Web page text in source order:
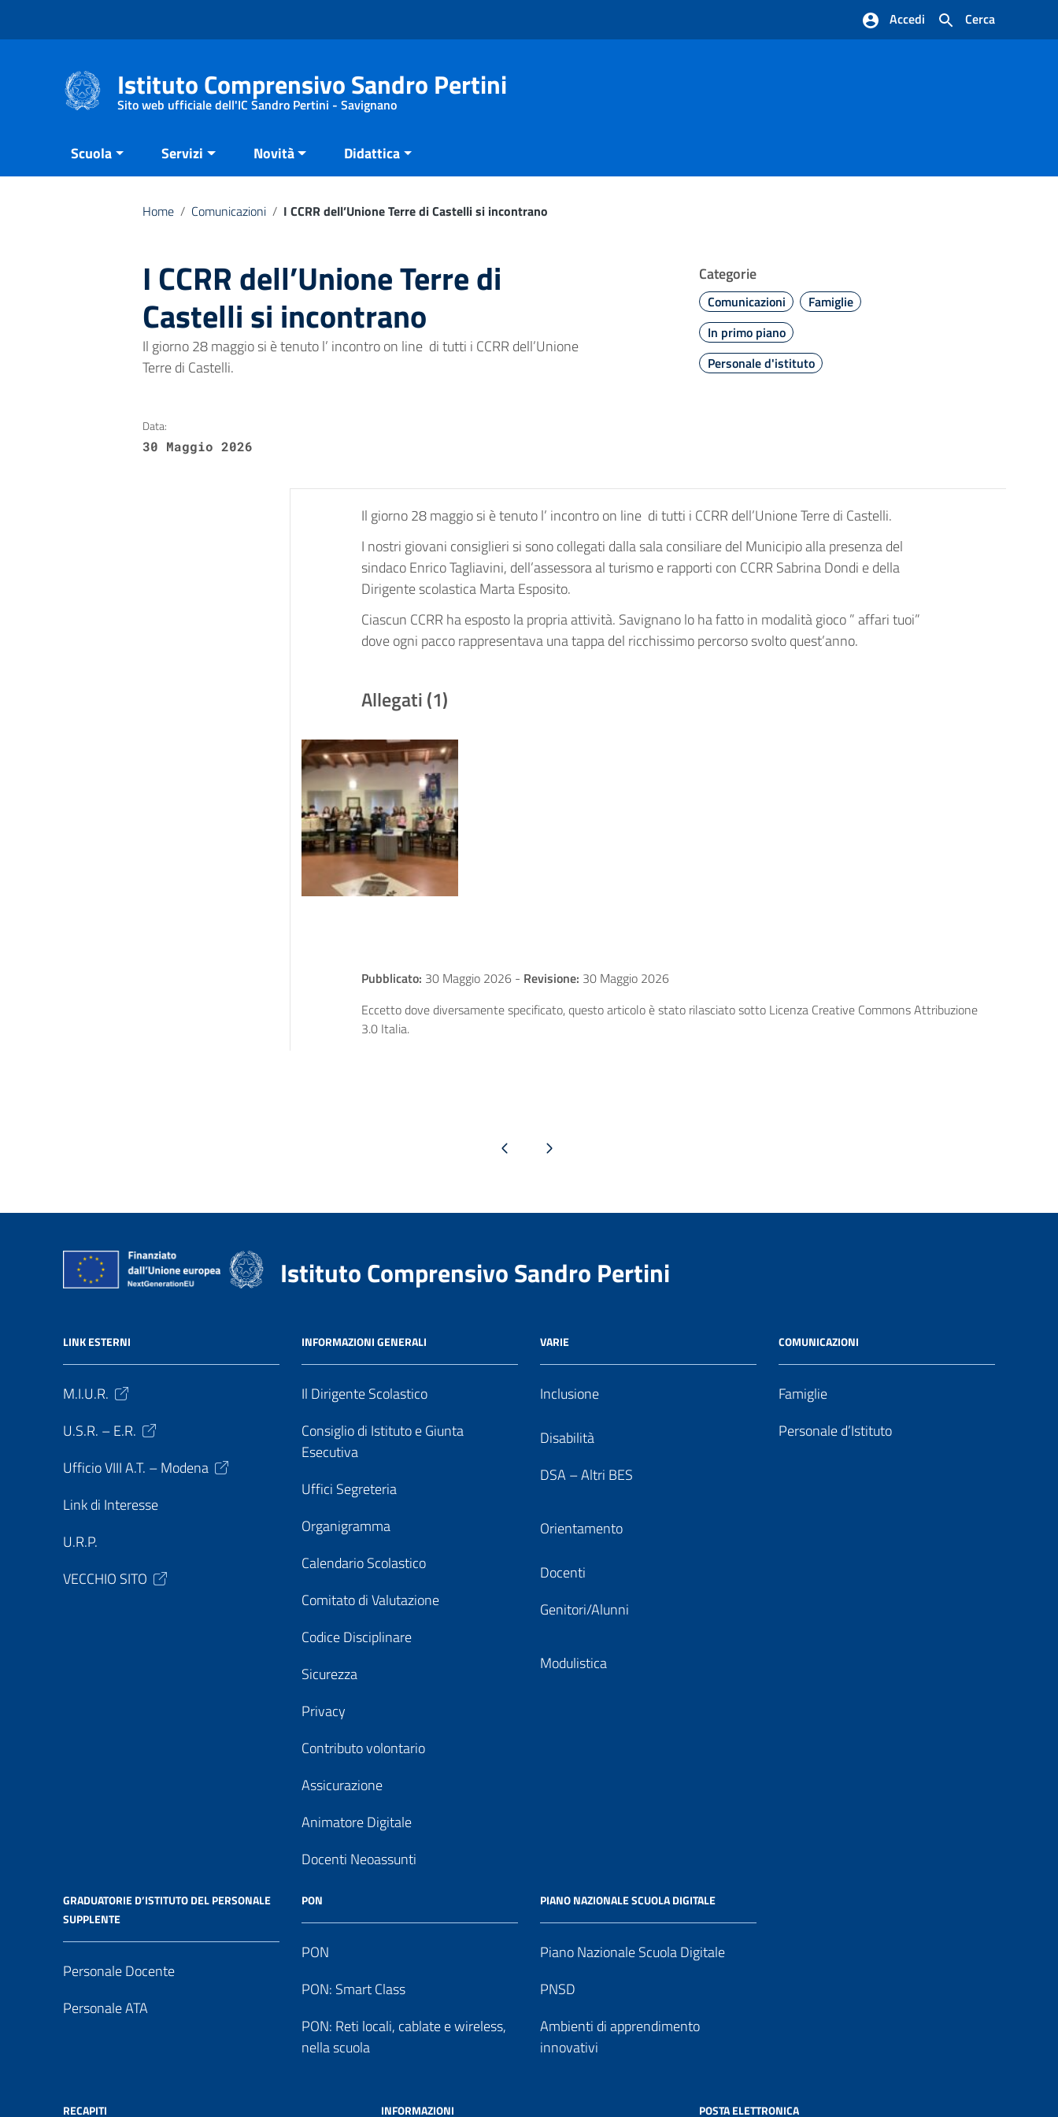
Cerca
Accedi
Istituto Comprensivo Sandro Pertini
Sito web ufficiale dell'IC Sandro Pertini - Savignano
Scuola Servizi Novità Didattica
Home / Comunicazioni / I CCRR dell’Unione Terre di Castelli si incontrano
I CCRR dell’Unione Terre di
Castelli si incontrano
Il giorno 28 maggio si è tenuto l’ incontro on line di tutti i CCRR dell’Unione
Terre di Castelli.
Categorie
Comunicazioni
Famiglie
In primo piano
Personale d'istituto
Data:
30 Maggio 2026
Il giorno 28 maggio si è tenuto l’ incontro on line di tutti i CCRR dell’Unione Terre di Castelli.
I nostri giovani consiglieri si sono collegati dalla sala consiliare del Municipio alla presenza del
sindaco Enrico Tagliavini, dell’assessora al turismo e rapporti con CCRR Sabrina Dondi e della
Dirigente scolastica Marta Esposito.
Ciascun CCRR ha esposto la propria attività. Savignano lo ha fatto in modalità gioco ” affari tuoi”
dove ogni pacco rappresentava una tappa del ricchissimo percorso svolto quest’anno.
Allegati (1)
Pubblicato: 30 Maggio 2026 - Revisione: 30 Maggio 2026
Eccetto dove diversamente specificato, questo articolo è stato rilasciato sotto Licenza Creative Commons Attribuzione
3.0 Italia.
Pagina precedentePagina successiva
Istituto Comprensivo Sandro Pertini
LINK ESTERNI
M.I.U.R.
U.S.R. – E.R.
Ufficio VIII A.T. – Modena
Link di Interesse
U.R.P.
VECCHIO SITO
INFORMAZIONI GENERALI
Il Dirigente Scolastico
Consiglio di Istituto e Giunta
Esecutiva
Uffici Segreteria
Organigramma
Calendario Scolastico
Comitato di Valutazione
Codice Disciplinare
Sicurezza
Privacy
Contributo volontario
Assicurazione
Animatore Digitale
Docenti Neoassunti
VARIE
Inclusione
Disabilità
DSA – Altri BES
Orientamento
Docenti
Genitori/Alunni
Modulistica
COMUNICAZIONI
Famiglie
Personale d’Istituto
GRADUATORIE D’ISTITUTO DEL PERSONALE
SUPPLENTE
Personale Docente
Personale ATA
PON
PON
PON: Smart Class
PON: Reti locali, cablate e wireless,
nella scuola
PIANO NAZIONALE SCUOLA DIGITALE
Piano Nazionale Scuola Digitale
PNSD
Ambienti di apprendimento
innovativi
RECAPITI INFORMAZIONI POSTA ELETTRONICA